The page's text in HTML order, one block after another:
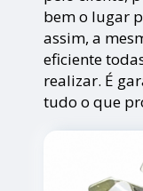
bem o lugar
assim, a
eficiente
realizar. É
tudo o que